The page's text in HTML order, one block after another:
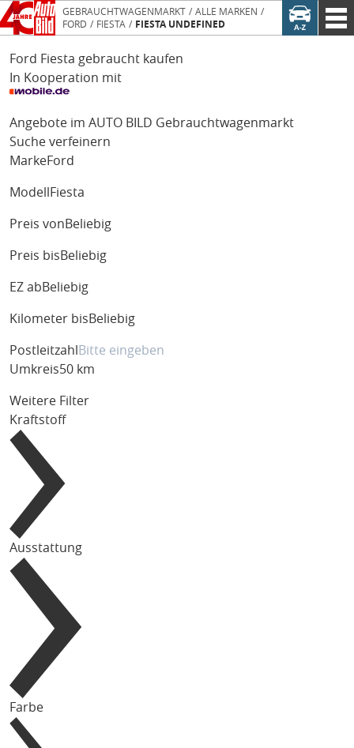
GEBRAUCHTWAGENMARKT
ALLE MARKEN
FORD
FIESTA FIESTA UNDEFINED
Ford Fiesta gebraucht kaufen
In Kooperation mit
Angebote im AUTO BILD Gebrauchtwagenmarkt
Suche verfeinern
MarkeFord
Modell Fiesta
Preis von Beliebig
Preis bis Beliebig
EZ ab Beliebig
Kilometer bis Beliebig
Postleitzahl
Umkreis50 km
Weitere Filter
Kraftstoff
Ausstattung
Farbe